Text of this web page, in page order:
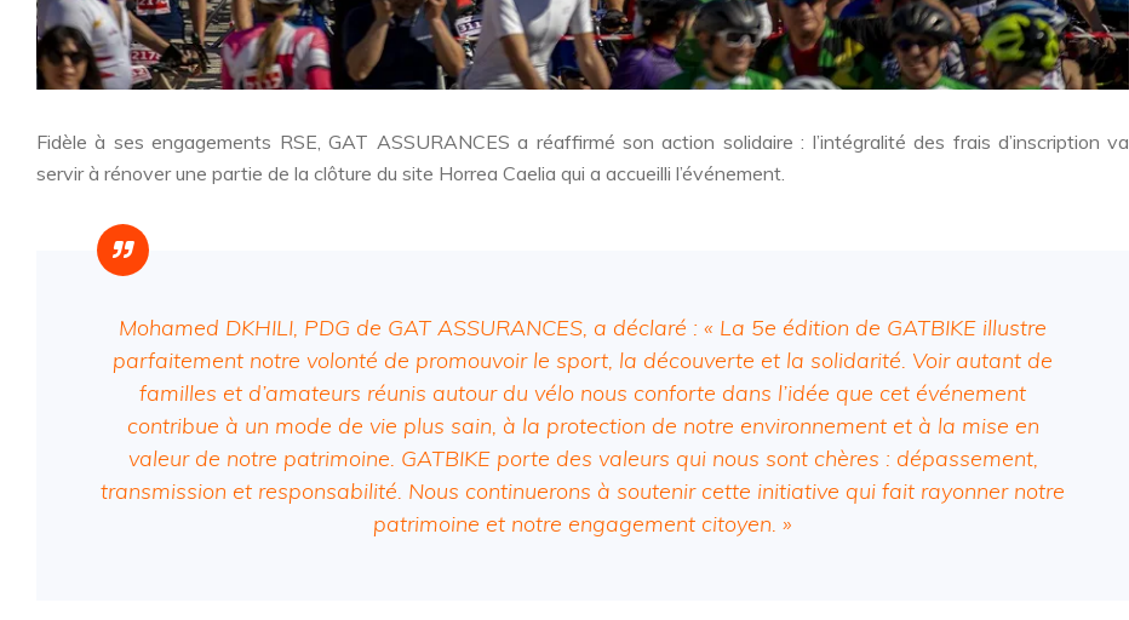
Fidèle à ses engagements RSE, GAT ASSURANCES a réaffirmé son action solidaire : l’intégralité des frais d’inscription va
servir à rénover une partie de la clôture du site Horrea Caelia qui a accueilli l’événement.
Mohamed DKHILI, PDG de GAT ASSURANCES, a déclaré : « La 5e édition de GATBIKE illustre
parfaitement notre volonté de promouvoir le sport, la découverte et la solidarité. Voir autant de
familles et d’amateurs réunis autour du vélo nous conforte dans l’idée que cet événement
contribue à un mode de vie plus sain, à la protection de notre environnement et à la mise en
valeur de notre patrimoine. GATBIKE porte des valeurs qui nous sont chères : dépassement,
transmission et responsabilité. Nous continuerons à soutenir cette initiative qui fait rayonner notre
patrimoine et notre engagement citoyen. »